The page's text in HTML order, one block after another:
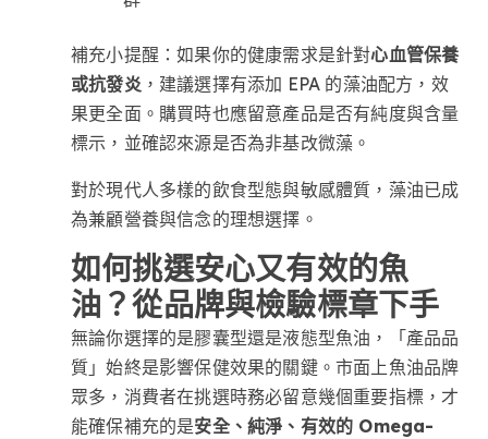
補充小提醒：如果你的健康需求是針對心血管保養
或抗發炎，建議選擇有添加 EPA 的藻油配方，效
果更全面。購買時也應留意產品是否有純度與含量
標示，並確認來源是否為非基改微藻。
對於現代人多樣的飲食型態與敏感體質，藻油已成
為兼顧營養與信念的理想選擇。
如何挑選安心又有效的魚
油？從品牌與檢驗標章下手
無論你選擇的是膠囊型還是液態型魚油，「產品品
質」始終是影響保健效果的關鍵。市面上魚油品牌
眾多，消費者在挑選時務必留意幾個重要指標，才
能確保補充的是安全、純淨、有效的 Omega-